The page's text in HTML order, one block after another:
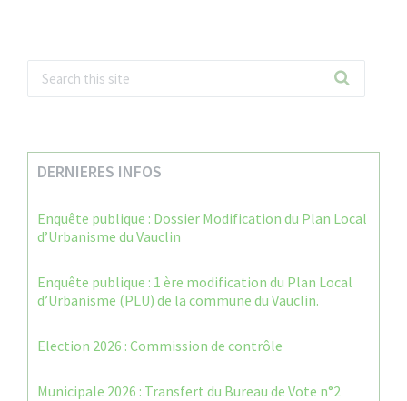
DERNIERES INFOS
Enquête publique : Dossier Modification du Plan Local
d’Urbanisme du Vauclin
Enquête publique : 1 ère modification du Plan Local
d’Urbanisme (PLU) de la commune du Vauclin.
Election 2026 : Commission de contrôle
Municipale 2026 : Transfert du Bureau de Vote n°2